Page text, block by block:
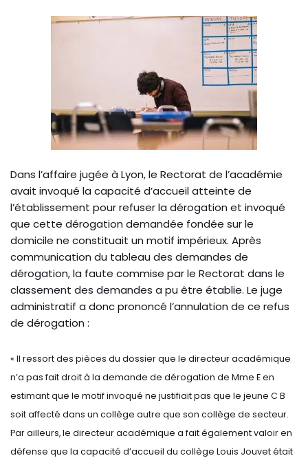
Dans l’affaire jugée à Lyon, le Rectorat de l’académie
avait invoqué la capacité d’accueil atteinte de
l’établissement pour refuser la dérogation et invoqué
que cette dérogation demandée fondée sur le
domicile ne constituait un motif impérieux. Après
communication du tableau des demandes de
dérogation, la faute commise par le Rectorat dans le
classement des demandes a pu être établie. Le juge
administratif a donc prononcé l’annulation de ce refus
de dérogation :
« Il ressort des pièces du dossier que le directeur académique
n’a pas fait droit à la demande de dérogation de Mme E en
estimant que le motif invoqué ne justifiait pas que le jeune C B
soit affecté dans un collège autre que son collège de secteur.
Par ailleurs, le directeur académique a fait également valoir en
défense que la capacité d’accueil du collège Louis Jouvet était